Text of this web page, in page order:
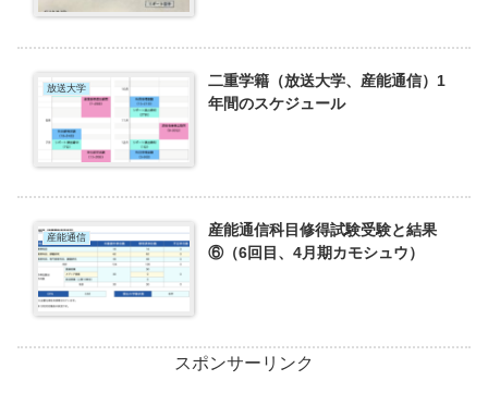
放送大学
二重学籍（放送大学、産能通信）1
年間のスケジュール
産能通信
産能通信科目修得試験受験と結果
⑥（6回目、4月期カモシュウ）
スポンサーリンク